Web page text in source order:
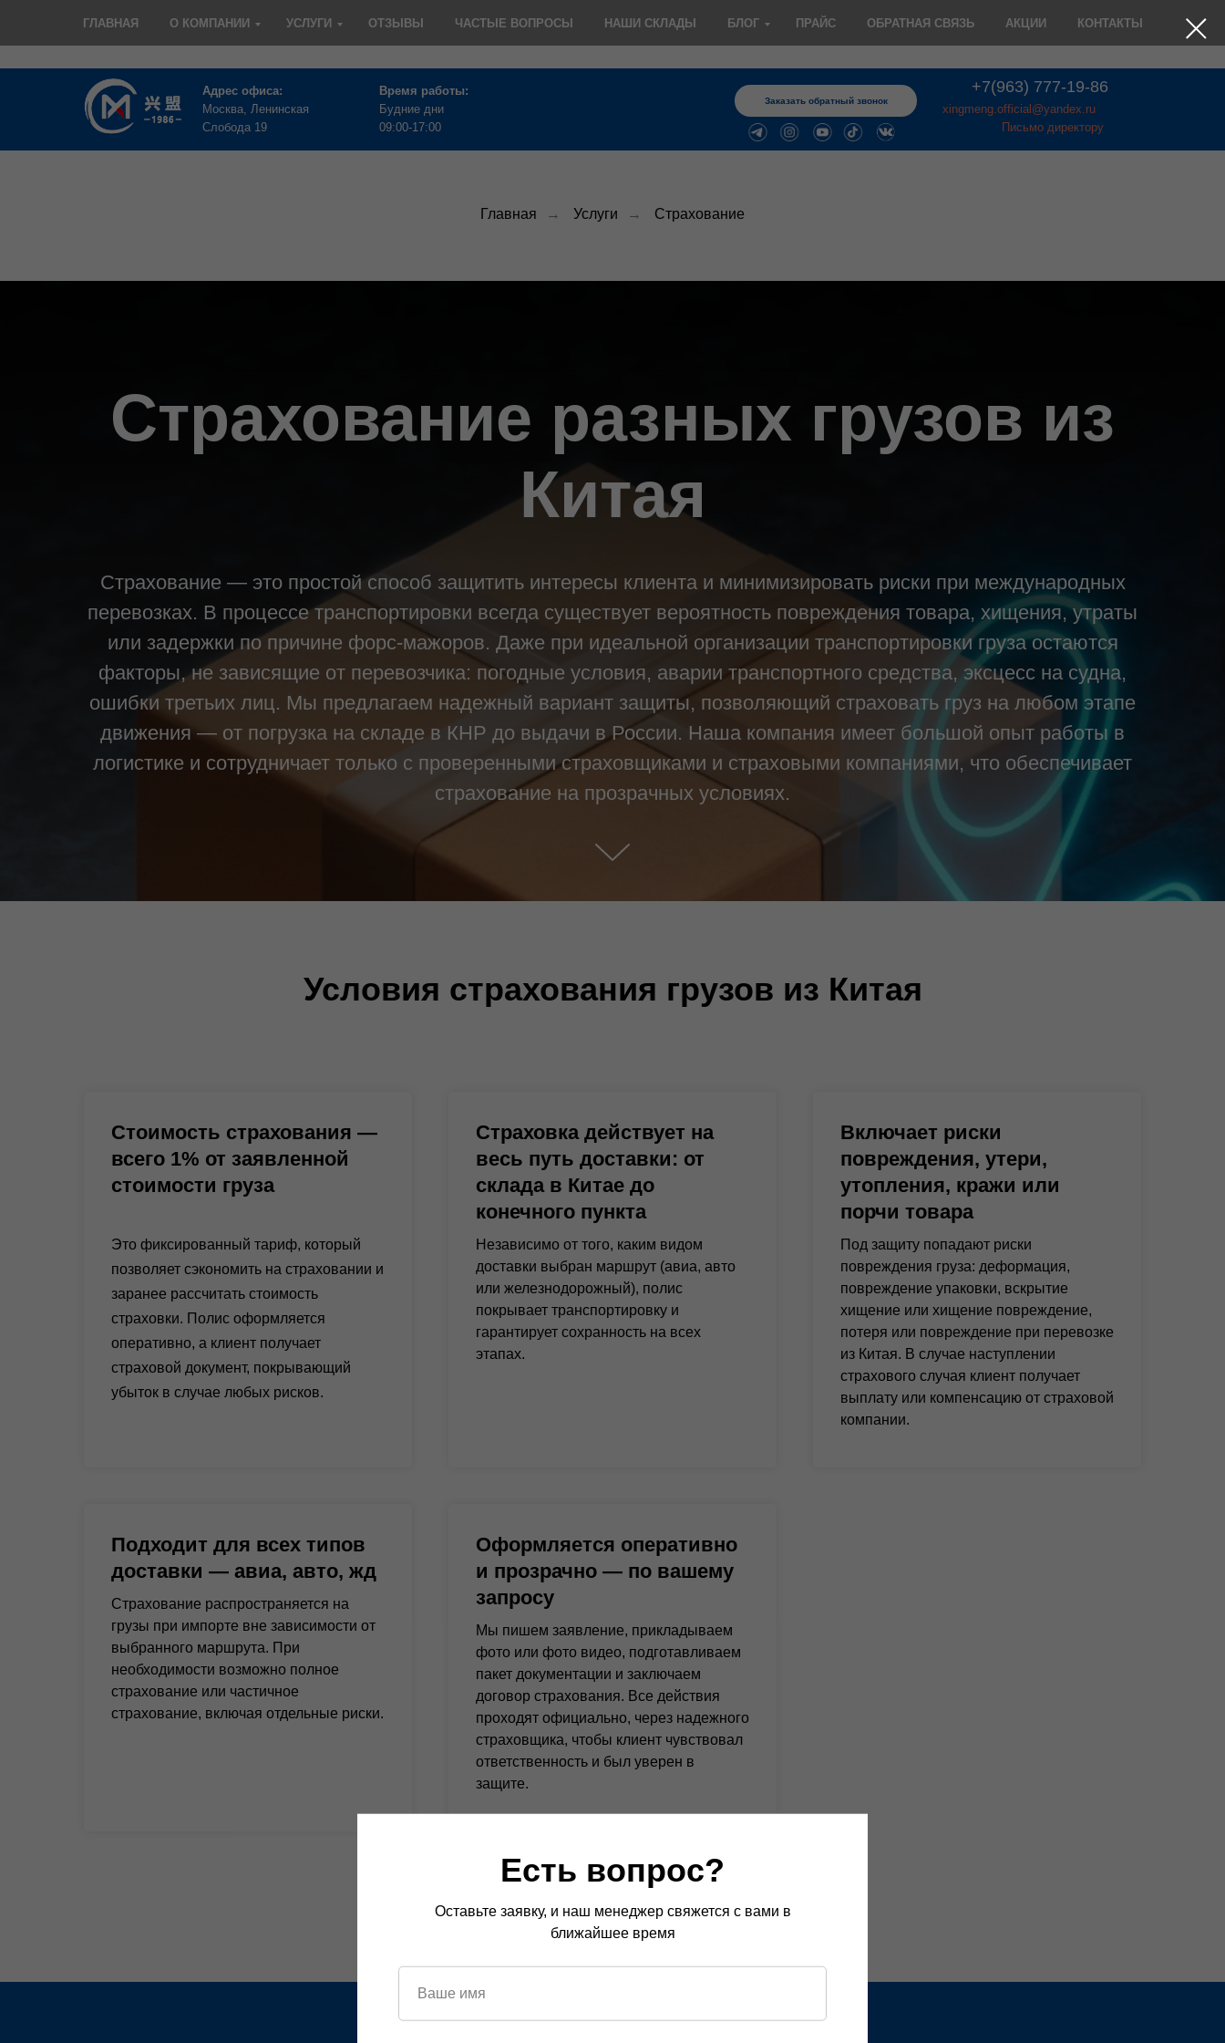
Письмо директору
Время работы:
Будние дни
09:00-17:00
Адрес офиса:
Москва, Ленинская
Слобода 19
xingmeng.official@yandex.ru
+7(963) 777-19-86
Заказать обратный звонок
ГЛАВНАЯ О КОМПАНИИ УСЛУГИ ОТЗЫВЫ ЧАСТЫЕ ВОПРОСЫ НАШИ СКЛАДЫ БЛОГ ПРАЙС ОБРАТНАЯ СВЯЗЬ АКЦИИ КОНТАКТЫ
Есть вопрос?
Оставьте заявку, и наш менеджер свяжется с вами в
ближайшее время
Главная → Услуги → Страхование
Страхование разных грузов из
Китая
Страхование — это простой способ защитить интересы клиента и минимизировать риски при международных
перевозках. В процессе транспортировки всегда существует вероятность повреждения товара, хищения, утраты
или задержки по причине форс-мажоров. Даже при идеальной организации транспортировки груза остаются
факторы, не зависящие от перевозчика: погодные условия, аварии транспортного средства, эксцесс на судна,
ошибки третьих лиц. Мы предлагаем надежный вариант защиты, позволяющий страховать груз на любом этапе
движения — от погрузка на складе в КНР до выдачи в России. Наша компания имеет большой опыт работы в
логистике и сотрудничает только с проверенными страховщиками и страховыми компаниями, что обеспечивает
страхование на прозрачных условиях.
Условия страхования грузов из Китая
Стоимость страхования —
всего 1% от заявленной
стоимости груза
Это фиксированный тариф, который
позволяет сэкономить на страховании и
заранее рассчитать стоимость
страховки. Полис оформляется
оперативно, а клиент получает
страховой документ, покрывающий
убыток в случае любых рисков.
Страховка действует на
весь путь доставки: от
склада в Китае до
конечного пункта
Независимо от того, каким видом
доставки выбран маршрут (авиа, авто
или железнодорожный), полис
покрывает транспортировку и
гарантирует сохранность на всех
этапах.
Включает риски
повреждения, утери,
утопления, кражи или
порчи товара
Под защиту попадают риски
повреждения груза: деформация,
повреждение упаковки, вскрытие
хищение или хищение повреждение,
потеря или повреждение при перевозке
из Китая. В случае наступлении
страхового случая клиент получает
выплату или компенсацию от страховой
компании.
Подходит для всех типов
доставки — авиа, авто, жд
Страхование распространяется на
грузы при импорте вне зависимости от
выбранного маршрута. При
необходимости возможно полное
страхование или частичное
страхование, включая отдельные риски.
Оформляется оперативно
и прозрачно — по вашему
запросу
Мы пишем заявление, прикладываем
фото или фото видео, подготавливаем
пакет документации и заключаем
договор страхования. Все действия
проходят официально, через надежного
страховщика, чтобы клиент чувствовал
ответственность и был уверен в
защите.